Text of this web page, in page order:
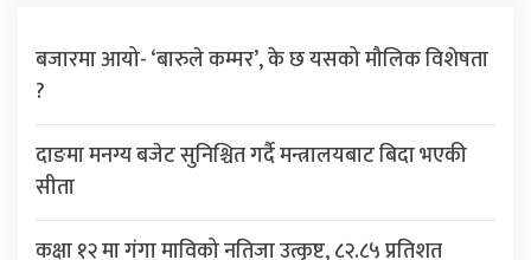
बजारमा आयो- ‘बारुले कम्मर’, के छ यसको मौलिक विशेषता
?
दाङमा मनग्य बजेट सुनिश्चित गर्दै मन्त्रालयबाट बिदा भएकी
सीता
कक्षा १२ मा गंगा माविको नतिजा उत्कृष्ट, ८२.८५ प्रतिशत